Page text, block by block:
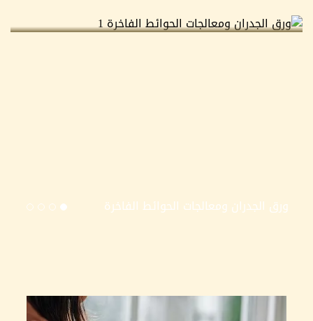
ورق الجدران ومعالجات الحوائط الفاخرة